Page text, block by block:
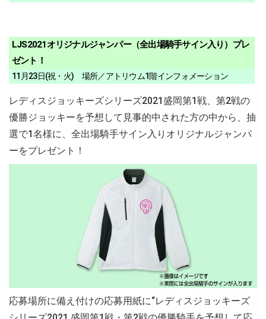
LJS2021オリジナルジャンパー（全出場騎手サイン入り）プレ
ゼント！
11月23日(祝・火) 場所／アトリウム1階インフォメーション
レディスジョッキーズシリーズ2021盛岡第1戦、第2戦の
優勝ジョッキーを予想して見事的中された方の中から、抽
選で1名様に、全出場騎手サイン入りオリジナルジャンパ
ーをプレゼント！
応募場所に備え付けの応募用紙に“レディスジョッキーズ